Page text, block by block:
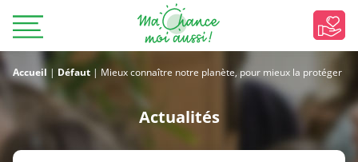
Accueil | Défaut | Mieux connaître notre planète, pour mieux la protéger
Actualités